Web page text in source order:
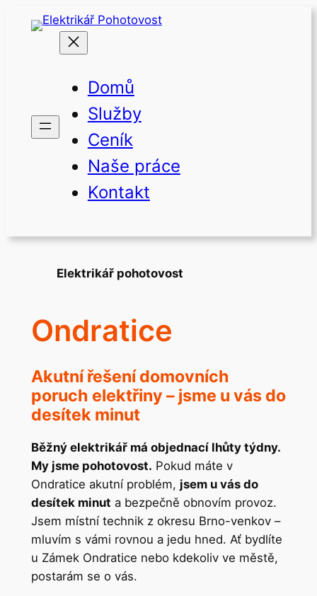
Přeskočit
Domů
Služby
Ceník
Naše práce
Kontakt
Elektrikář pohotovost
Ondratice
Akutní řešení domovních
poruch elektřiny – jsme u vás do
desítek minut
Běžný elektrikář má objednací lhůty týdny.
My jsme pohotovost. Pokud máte v
Ondratice akutní problém, jsem u vás do
desítek minut a bezpečně obnovím provoz.
Jsem místní technik z okresu Brno-venkov –
mluvím s vámi rovnou a jedu hned. Ať bydlíte
u Zámek Ondratice nebo kdekoliv ve městě,
postarám se o vás.